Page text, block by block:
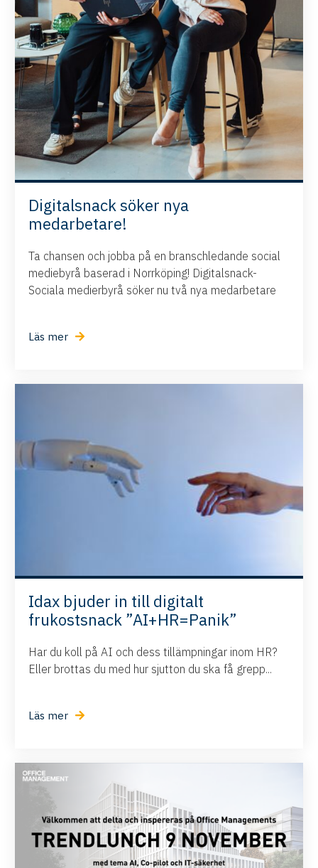
Digitalsnack söker nya
medarbetare!
Ta chansen och jobba på en branschledande social
mediebyrå baserad i Norrköping! Digitalsnack-
Sociala medierbyrå söker nu två nya medarbetare
Läs mer
Idax bjuder in till digitalt
frukostsnack ”AI+HR=Panik”
Har du koll på AI och dess tillämpningar inom HR?
Eller brottas du med hur sjutton du ska få grepp...
Läs mer